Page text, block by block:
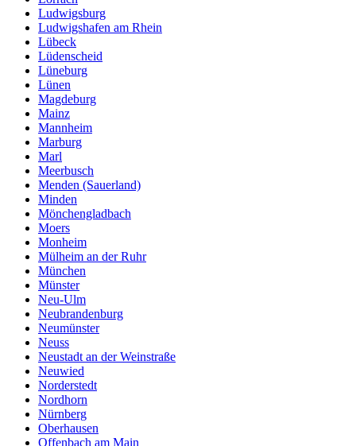
Ludwigsburg
Ludwigshafen am Rhein
Lübeck
Lüdenscheid
Lüneburg
Lünen
Magdeburg
Mainz
Mannheim
Marburg
Marl
Meerbusch
Menden (Sauerland)
Minden
Mönchengladbach
Moers
Monheim
Mülheim an der Ruhr
München
Münster
Neu-Ulm
Neubrandenburg
Neumünster
Neuss
Neustadt an der Weinstraße
Neuwied
Norderstedt
Nordhorn
Nürnberg
Oberhausen
Offenbach am Main